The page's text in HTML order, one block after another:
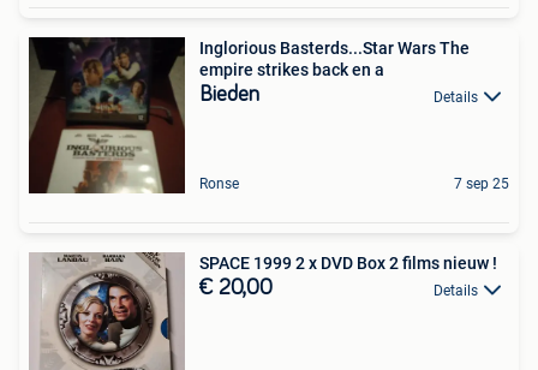
Inglorious Basterds...Star Wars The
empire strikes back en a
Bieden Details
Ronse 7 sep 25
SPACE 1999 2 x DVD Box 2 films nieuw !
€ 20,00 Details